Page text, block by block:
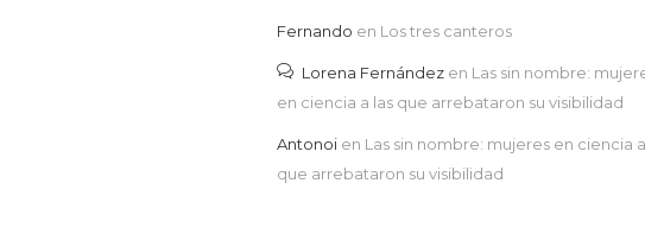
Fernando en Los tres canteros
Lorena Fernández en Las sin nombre:
en ciencia a las que arrebataron su visibilidad
Antonoi en Las sin nombre: mujeres en ciencia
que arrebataron su visibilidad